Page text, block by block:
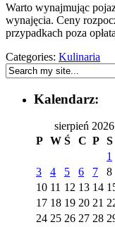
Warto wynajmując
wynajęcia. Ceny
przypadkach poza
Categories: Kulinaria
Kalendarz:
sierpień 2026
P W Ś C P S
1
3
4 5 6 7 8
10 11 12 13 14
17 18 19 20 21
24 25 26 27 28